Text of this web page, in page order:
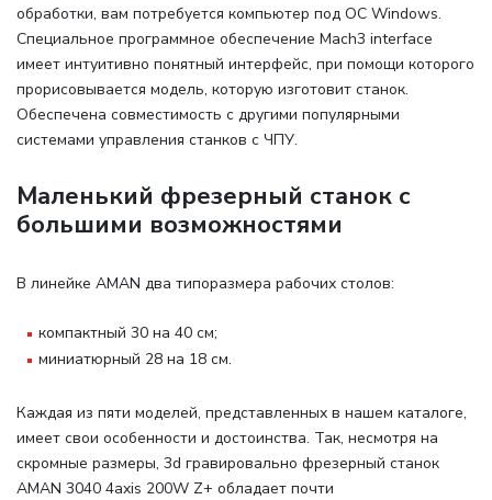
обработки, вам потребуется компьютер под ОС Windows.
Специальное программное обеспечение Mach3 interface
имеет интуитивно понятный интерфейс, при помощи которого
прорисовывается модель, которую изготовит станок.
Обеспечена совместимость с другими популярными
системами управления станков с ЧПУ.
Маленький фрезерный станок с
большими возможностями
В линейке AMAN два типоразмера рабочих столов:
компактный 30 на 40 см;
миниатюрный 28 на 18 см.
Каждая из пяти моделей, представленных в нашем каталоге,
имеет свои особенности и достоинства. Так, несмотря на
скромные размеры, 3d гравировально фрезерный станок
AMAN 3040 4axis 200W Z+ обладает почти